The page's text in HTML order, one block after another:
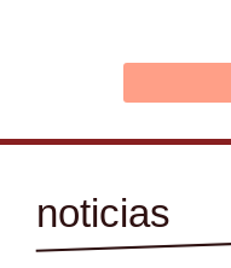
noticias